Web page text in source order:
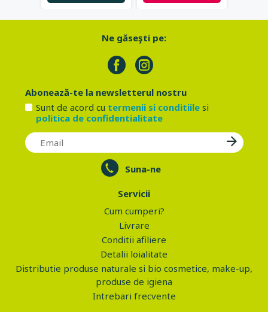
Ne găseşti pe:
Abonează-te la newsletterul nostru
Sunt de acord cu termenii si conditiilesi
politica de confidentialitate
Suna-ne
Servicii
Cum cumperi?
Livrare
Conditii afiliere
Detalii loialitate
Distributie produse naturale si bio cosmetice, make-up,
produse de igiena
Intrebari frecvente